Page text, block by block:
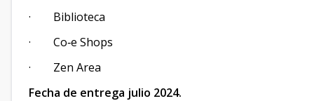
· Biblioteca
· Co‑e Shops
· Zen Area
Fecha de entrega julio 2024.